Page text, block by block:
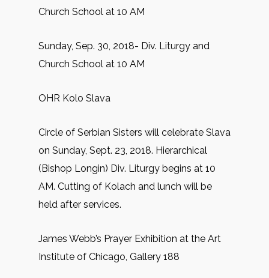
Church School at 10 AM
Sunday, Sep. 30, 2018- Div. Liturgy and
Church School at 10 AM
OHR Kolo Slava
Circle of Serbian Sisters will celebrate Slava
on Sunday, Sept. 23, 2018. Hierarchical
(Bishop Longin) Div. Liturgy begins at 10
AM. Cutting of Kolach and lunch will be
held after services.
James Webb’s Prayer Exhibition at the Art
Institute of Chicago, Gallery 188